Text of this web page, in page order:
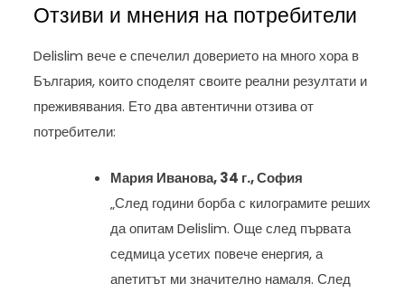
Отзиви и мнения на потребители
Delislim вече е спечелил доверието на много хора в
България, които споделят своите реални резултати и
преживявания. Ето два автентични отзива от
потребители:
Мария Иванова, 34 г., София
„След години борба с килограмите реших
да опитам Delislim. Още след първата
седмица усетих повече енергия, а
апетитът ми значително намаля. След